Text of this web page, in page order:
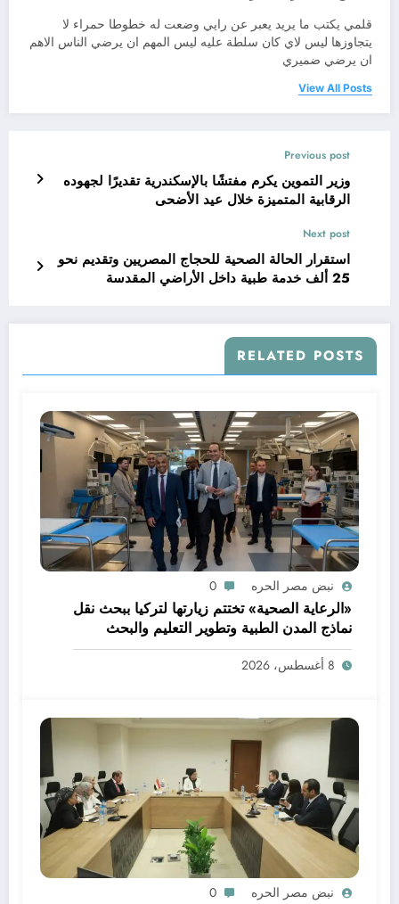
قلمي يكتب ما يريد يعبر عن رايي وضعت له خطوطا حمراء لا
يتجاوزها ليس لاي كان سلطة عليه ليس المهم ان يرضي الناس الاهم
ان يرضي ضميري
View All Posts
Previous post
وزير التموين يكرم مفتشًا بالإسكندرية تقديرًا لجهوده
الرقابية المتميزة خلال عيد الأضحى
Next post
استقرار الحالة الصحية للحجاج المصريين وتقديم نحو
25 ألف خدمة طبية داخل الأراضي المقدسة
RELATED POSTS
نبض مصر الحره 0
«الرعاية الصحية» تختتم زيارتها لتركيا ببحث نقل
نماذج المدن الطبية وتطوير التعليم والبحث
العلمي
8 أغسطس، 2026
نبض مصر الحره 0